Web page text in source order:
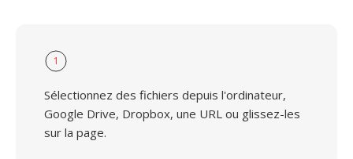
1
Sélectionnez des fichiers depuis l'ordinateur,
Google Drive, Dropbox, une URL ou glissez-les
sur la page.